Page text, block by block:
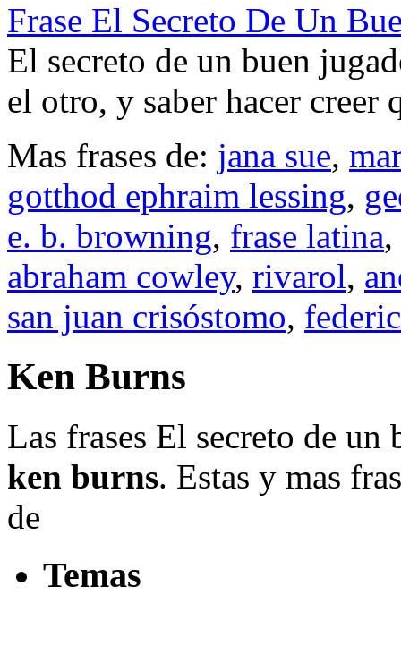
Frase El Secreto De Un
El secreto de un buen
el otro, y saber hacer creer
Mas frases de: jana sue,
gotthod ephraim lessing,
e. b. browning, frase latina,
abraham cowley, rivarol,
san juan crisóstomo,
Ken Burns
Las frases El secreto de un
ken burns. Estas y mas
de
Temas